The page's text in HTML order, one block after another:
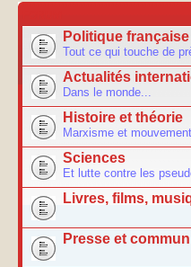
Politique française
Tout ce qui touche de
Actualités
Dans le monde...
Histoire et théorie
Marxisme et
Sciences
Et lutte contre les
Livres, films,
Presse et